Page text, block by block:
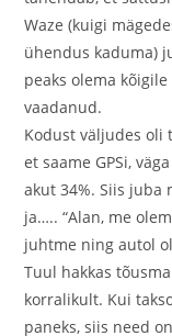
Waze (kuigi
ühendus kaduma)
peaks olema
vaadanud.
Kodust väljudes oli
et saame GPSi,
akut 34%. Siis juba
ja….. “Alan, me
juhtme ning autol
Tuul hakkas
korralikult. Kui
paneks, siis need